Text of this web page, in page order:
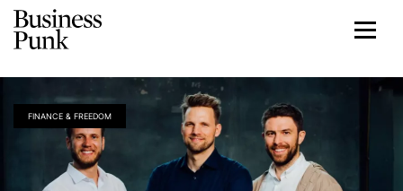
FINANCE & FREEDOM